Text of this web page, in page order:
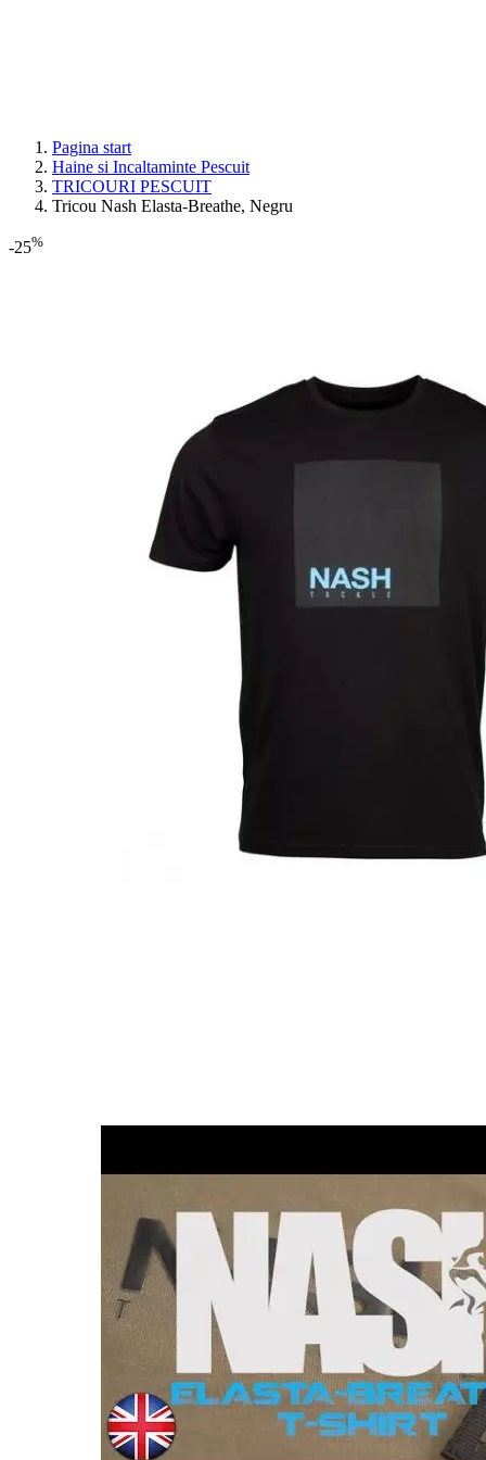
Pagina start
Haine si Incaltaminte Pescuit
TRICOURI PESCUIT
Tricou Nash Elasta-Breathe, Negru
-25%